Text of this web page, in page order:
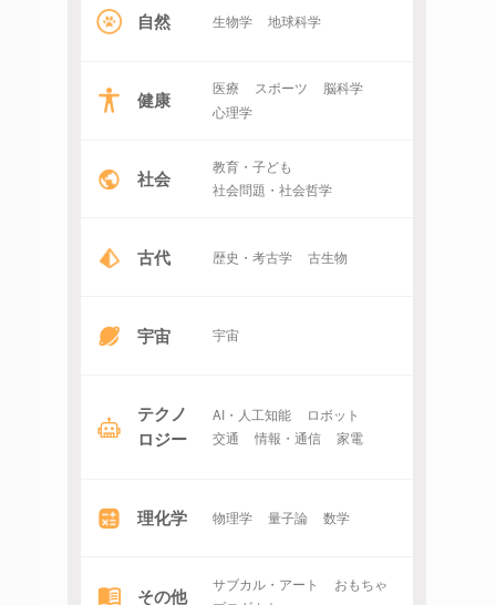
自然 生物学 地球科学
健康 医療 スポーツ
脳科学
心理学
社会
教育・子ども
社会問題・社会哲学
古代 歴史・考古学 古生物
宇宙 宇宙
テクノ
ロジー
AI・人工知能
ロボット
交通
情報・通信 家電
理化学 物理学 量子論 数学
その他 サブカル・アート
おもちゃ